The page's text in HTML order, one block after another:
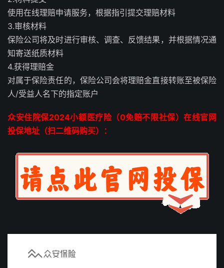
使用在线理赔申请服务，根据指引提交理赔材料
3.审核材料
保险公司将及时进行审核、调查、反馈结果，并根据情况通
知寄送纸质材料
4.获得理赔金
对属于保险责任的，保险公司会将理赔金直接转账至被保险
人/受益人名下的指定账户
众安住院保2024小额医疗险（0免赔不限社保）在线官网
投保地址（扫二维码购买）：